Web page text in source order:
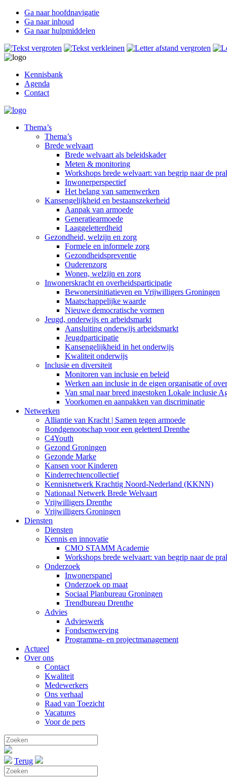
Ga naar hoofdnavigatie
Ga naar inhoud
Ga naar hulpmiddelen
Kennisbank
Agenda
Contact
Thema’s
Thema’s
Brede welvaart
Brede welvaart als beleidskader
Meten & monitoring
Workshops brede welvaart: van begrip naar de
Inwonerperspectief
Het belang van samenwerken
Kansengelijkheid en bestaanszekerheid
Aanpak van armoede
Generatiearmoede
Laaggeletterdheid
Gezondheid, welzijn en zorg
Formele en informele zorg
Gezondheidspreventie
Ouderenzorg
Wonen, welzijn en zorg
Inwonerskracht en overheidsparticipatie
Bewonersinitiatieven en Vrijwilligers Groningen
Maatschappelijke waarde
Nieuwe democratische vormen
Jeugd, onderwijs en arbeidsmarkt
Aansluiting onderwijs arbeidsmarkt
Jeugdparticipatie
Kansengelijkheid in het onderwijs
Kwaliteit onderwijs
Inclusie en diversiteit
Monitoren van inclusie en beleid
Werken aan inclusie in de eigen organisatie of
Van smal naar breed ingestoken Lokale inclusie
Voorkomen en aanpakken van discriminatie
Netwerken
Alliantie van Kracht | Samen tegen armoede
Bondgenootschap voor een geletterd Drenthe
C4Youth
Gezond Groningen
Gezonde Marke
Kansen voor Kinderen
Kinderrechtencollectief
Kennisnetwerk Krachtig Noord-Nederland (KKNN)
Nationaal Netwerk Brede Welvaart
Vrijwilligers Drenthe
Vrijwilligers Groningen
Diensten
Diensten
Kennis en innovatie
CMO STAMM Academie
Workshops brede welvaart: van begrip naar de
Onderzoek
Inwonerspanel
Onderzoek op maat
Sociaal Planbureau Groningen
Trendbureau Drenthe
Advies
Advieswerk
Fondsenwerving
Programma- en projectmanagement
Actueel
Over ons
Contact
Kwaliteit
Medewerkers
Ons verhaal
Raad van Toezicht
Vacatures
Voor de pers
Terug